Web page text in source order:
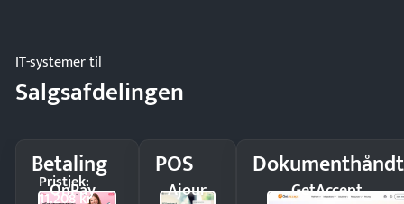
IT-systemer til
Salgsafdelingen
Betaling
OnPay
Pristjek:
11.208 kr
POS
Ajour GetAccept